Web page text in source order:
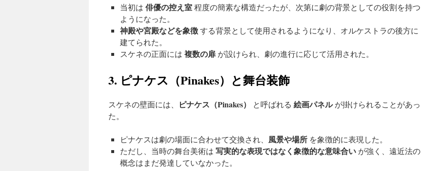
当初は 俳優の控え室程度の簡素な構造だったが、次第に劇の背景としての役割を持つ
ようになった。
神殿や宮殿などを象徴する背景として使用されるようになり、オルケストラの後方に
建てられた。
スケネの正面には 複数の扉 が設けられ、劇の進行に応じて活用された。
3. ピナケス（Pinakes）と舞台装飾
スケネの壁面には、 ピナケス（Pinakes） と呼ばれる 絵画パネルが掛けられることがあっ
た。
ピナケスは劇の場面に合わせて交換され、 風景や場所 を象徴的に表現した。
ただし、当時の舞台美術は 写実的な表現ではなく象徴的な意味合い が強く、遠近法の
概念はまだ発達していなかった。